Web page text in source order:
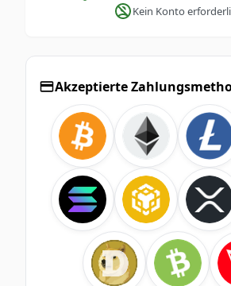
Kein Konto
Akzeptierte